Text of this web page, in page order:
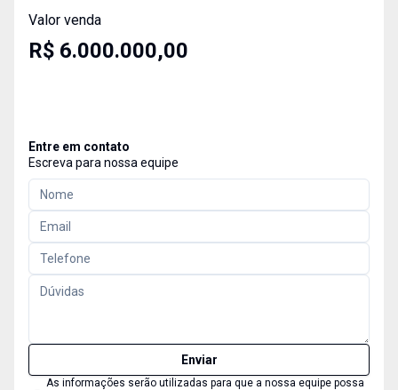
Valor venda
R$ 6.000.000,00
Entre em contato
Escreva para nossa equipe
Enviar
As informações serão utilizadas para que a nossa equipe possa